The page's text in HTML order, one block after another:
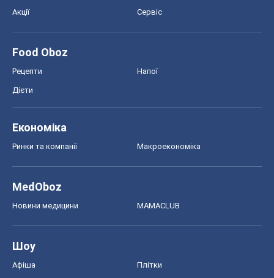
Акції Сервіс
Food Oboz
Рецепти Напої
Дієти
Економіка
Ринки та компанії Макроекономіка
MedOboz
Новини медицини MAMACLUB
Шоу
Афіша Плітки